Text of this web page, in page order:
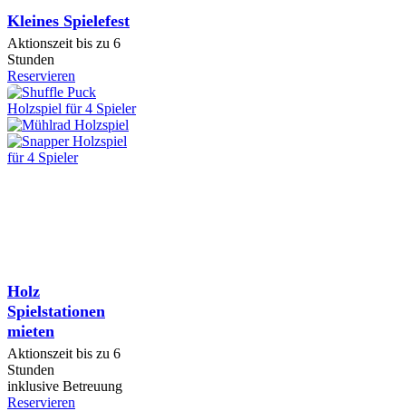
Kleines Spielefest
Aktionszeit bis zu 6
Stunden
Reservieren
Holz
Spielstationen
mieten
Aktionszeit bis zu 6
Stunden
inklusive Betreuung
Reservieren